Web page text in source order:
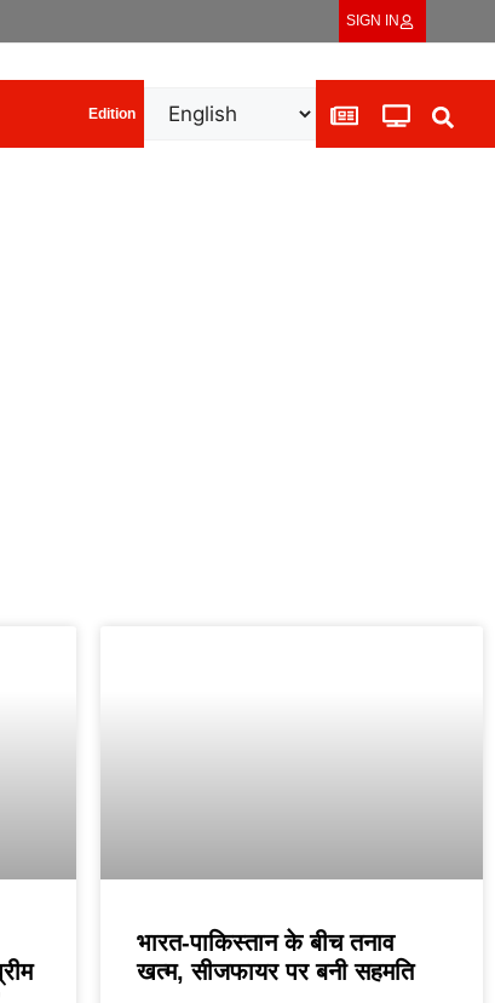
SIGN IN
Edition
भारत-पाकिस्तान के बीच तनाव
खत्म, सीजफायर पर बनी सहमति